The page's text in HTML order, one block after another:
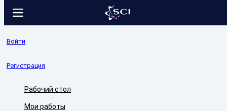
Войти
Регистрация
Рабочий стол
Мои работы